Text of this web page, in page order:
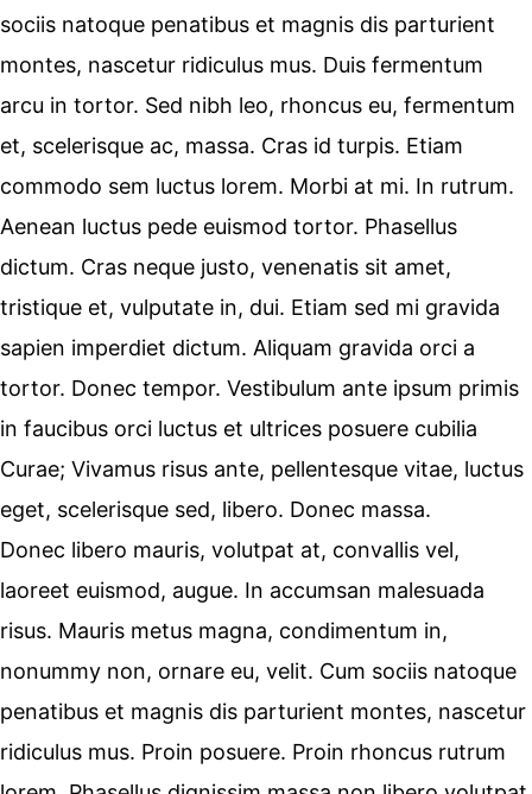
sociis natoque penatibus et magnis dis parturient
montes, nascetur ridiculus mus. Duis fermentum
arcu in tortor. Sed nibh leo, rhoncus eu, fermentum
et, scelerisque ac, massa. Cras id turpis. Etiam
commodo sem luctus lorem. Morbi at mi. In rutrum.
Aenean luctus pede euismod tortor. Phasellus
dictum. Cras neque justo, venenatis sit amet,
tristique et, vulputate in, dui. Etiam sed mi gravida
sapien imperdiet dictum. Aliquam gravida orci a
tortor. Donec tempor. Vestibulum ante ipsum primis
in faucibus orci luctus et ultrices posuere cubilia
Curae; Vivamus risus ante, pellentesque vitae, luctus
eget, scelerisque sed, libero. Donec massa.
Donec libero mauris, volutpat at, convallis vel,
laoreet euismod, augue. In accumsan malesuada
risus. Mauris metus magna, condimentum in,
nonummy non, ornare eu, velit. Cum sociis natoque
penatibus et magnis dis parturient montes, nascetur
ridiculus mus. Proin posuere. Proin rhoncus rutrum